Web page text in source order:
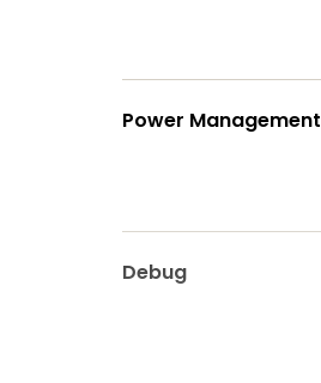
Power Management
Debug